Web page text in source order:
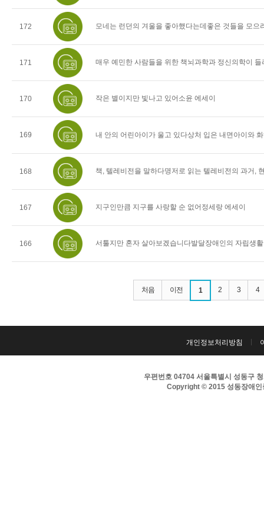
172 모네는 런던의 겨울을 좋아했다는데좋은 것들을 모으
171 매우 예민한 사람들을 위한 책뇌과학과 정신의학이
170 작은 별이지만 빛나고 있어소윤 에세이
169 내 안의 어린아이가 울고 있다상처 입은 내면아이와
168 책, 텔레비전을 말하다명저로 읽는 텔레비전의 과거,
167 지구인만큼 지구를 사랑할 순 없어정세랑 에세이
166 서툴지만 혼자 살아보겠습니다발달장애인의 자립생
처음 이전 1 2 3 4
개인정보처리방침
우편번호 04704 서울특별시 성동구
Copyright © 2015 성동장애